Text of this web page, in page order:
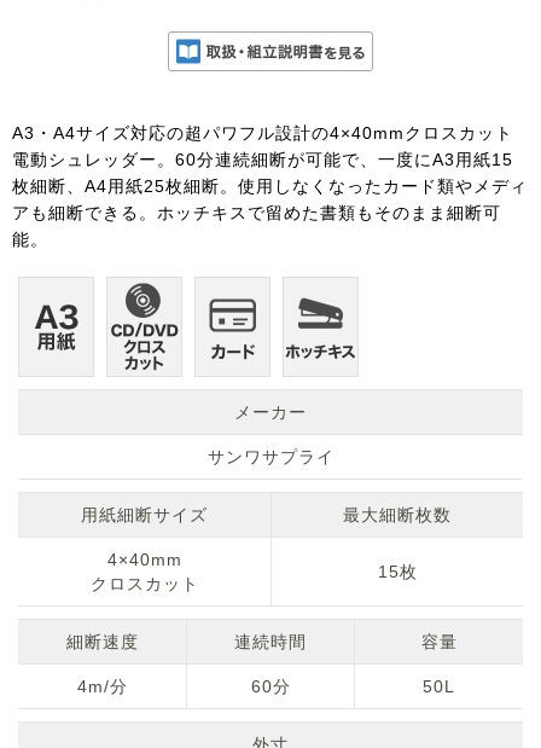
A3・A4サイズ対応の超パワフル設計の4×40mmクロスカット
電動シュレッダー。60分連続細断が可能で、一度にA3用紙15
枚細断、A4用紙25枚細断。使用しなくなったカード類やメディ
アも細断できる。ホッチキスで留めた書類もそのまま細断可
能。
メーカー
サンワサプライ
用紙細断サイズ 最大細断枚数
4×40mm
クロスカット
15枚
細断速度 連続時間 容量
4m/分 60分 50L